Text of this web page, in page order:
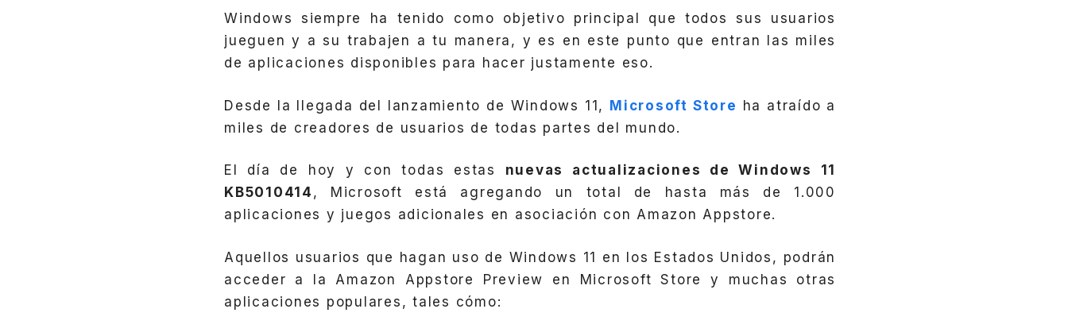
Windows siempre ha tenido como objetivo principal que todos sus usuarios
jueguen y a su trabajen a tu manera, y es en este punto que entran las miles
de aplicaciones disponibles para hacer justamente eso.
Desde la llegada del lanzamiento de Windows 11, Microsoft Store ha atraído a
miles de creadores de usuarios de todas partes del mundo.
El día de hoy y con todas estas nuevas actualizaciones de Windows 11
KB5010414 , Microsoft está agregando un total de hasta más de 1.000
aplicaciones y juegos adicionales en asociación con Amazon Appstore.
Aquellos usuarios que hagan uso de Windows 11 en los Estados Unidos, podrán
acceder a la Amazon Appstore Preview en Microsoft Store y muchas otras
aplicaciones populares, tales cómo: